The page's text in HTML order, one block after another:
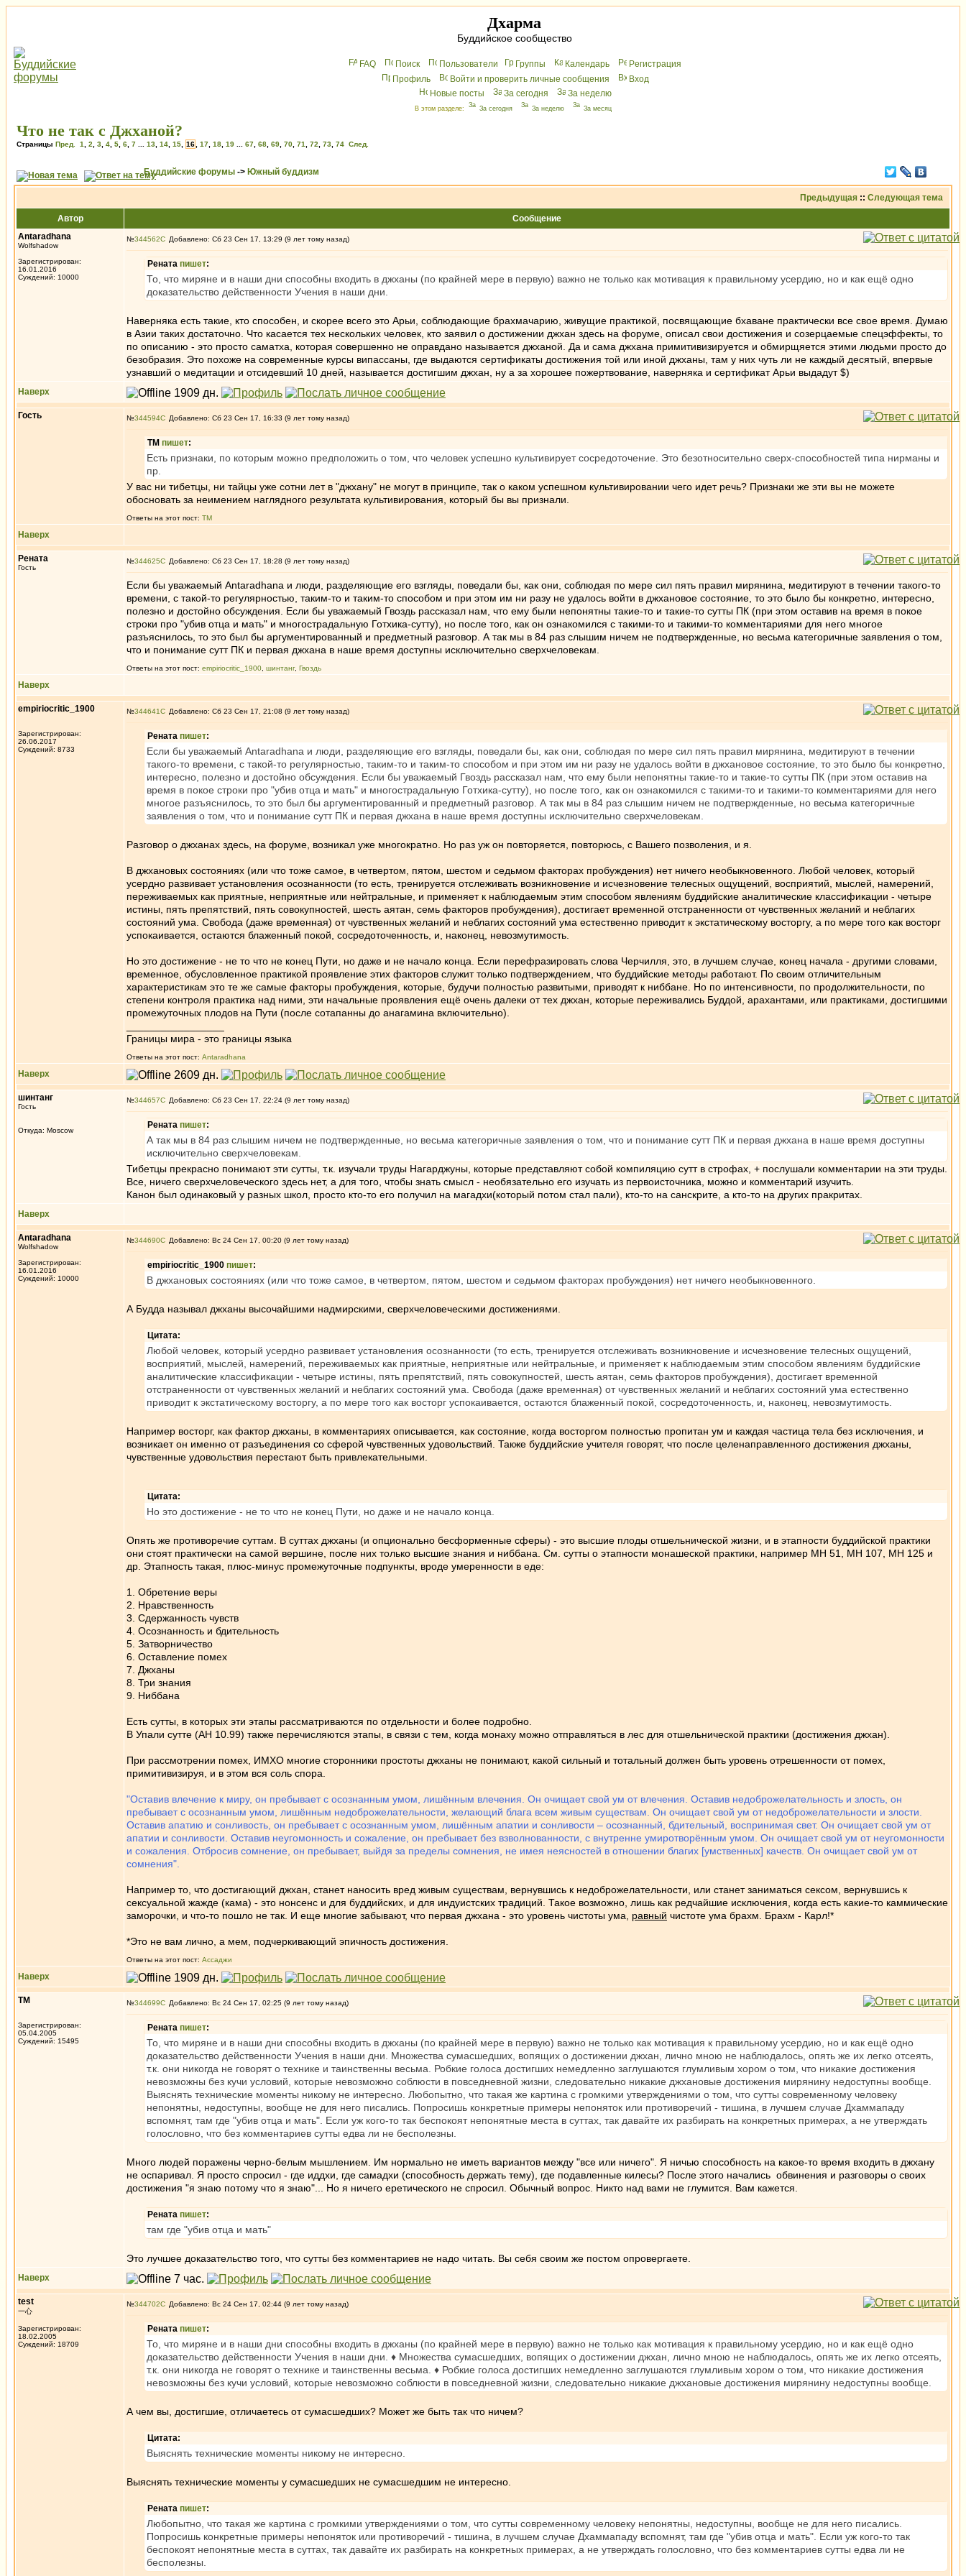
Дхарма
Буддийское сообщество
FAQ Поиск Пользователи Группы Календарь
Peгиcтрaция
Профиль
Войти и проверить личные сообщения
Вхoд
Новые посты
За сегодня За неделю
В этом разделе: За сегодня За неделю За месяц
Что не так с Джханой?
Страницы Пред. 1 2 3 4 5 6 7 13 14 15 16 17 18 19 67 68 69 70 71 72 73 74 След.
Буддийские форумы -> Южный буддизм
Предыдущая :: Следующая тема
Автор
Сообщение
Antaradhana
Wolfshadow
Зарегистрирован:
16.01.2016
Суждений: 10000
№344562 Добавлено: Сб 23 Сен 17, 13:29 (9 лет тому назад)
Рената пишет:
То, что миряне и в наши дни способны входить в джханы (по крайней мере в первую) важно не только как мотивация к правильному усердию, но и как ещё одно
доказательство действенности Учения в наши дни.
Наверняка есть такие, кто способен, и скорее всего это Арьи, соблюдающие брахмачарию, живущие практикой, посвящающие бхаване практически все свое время. Думаю
в Азии таких достаточно. Что касается тех нескольких человек, кто заявил о достижении джхан здесь на форуме, описал свои достижения и созерцаемые спецэффекты, то
по описанию - это просто саматха, которая совершенно не оправдано называется джханой. Да и сама джхана примитивизируется и обмирщяется этими людьми просто до
безобразия. Это похоже на современные курсы випассаны, где выдаются сертификаты достижения той или иной джханы, там у них чуть ли не каждый десятый, впервые
узнавший о медитации и отсидевший 10 дней, называется достигшим джхан, ну а за хорошее пожертвование, наверняка и сертификат Арьи выдадут $)
Наверх
Гость №344594 Добавлено: Сб 23 Сен 17, 16:33 (9 лет тому назад)
ТМ пишет:
Есть признаки, по которым можно предположить о том, что человек успешно культивирует сосредоточение. Это безотносительно сверх-способностей типа нирманы и
пр.
У вас ни тибетцы, ни тайцы уже сотни лет в "джхану" не могут в принципе, так о каком успешном культивировании чего идет речь? Признаки же эти вы не можете
обосновать за неимением наглядного результата культивирования, который бы вы признали.
Ответы на этот пост: ТМ
Наверх
Рената
Гость
№344625 Добавлено: Сб 23 Сен 17, 18:28 (9 лет тому назад)
Если бы уважаемый Antaradhana и люди, разделяющие его взгляды, поведали бы, как они, соблюдая по мере сил пять правил мирянина, медитируют в течении такого-то
времени, с такой-то регулярностью, таким-то и таким-то способом и при этом им ни разу не удалось войти в джхановое состояние, то это было бы конкретно, интересно,
полезно и достойно обсуждения. Если бы уважаемый Гвоздь рассказал нам, что ему были непонятны такие-то и такие-то сутты ПК (при этом оставив на время в покое
строки про "убив отца и мать" и многострадальную Готхика-сутту), но после того, как он ознакомился с такими-то и такими-то комментариями для него многое
разъяснилось, то это был бы аргументированный и предметный разговор. А так мы в 84 раз слышим ничем не подтвержденные, но весьма категоричные заявления о том,
что и понимание сутт ПК и первая джхана в наше время доступны исключительно сверхчеловекам.
Ответы на этот пост: empiriocritic_1900 шинтанг, Гвоздь
Наверх
empiriocritic_1900
Зарегистрирован:
26.06.2017
Суждений: 8733
№344641 Добавлено: Сб 23 Сен 17, 21:08 (9 лет тому назад)
Рената пишет:
Если бы уважаемый Antaradhana и люди, разделяющие его взгляды, поведали бы, как они, соблюдая по мере сил пять правил мирянина, медитируют в течении
такого-то времени, с такой-то регулярностью, таким-то и таким-то способом и при этом им ни разу не удалось войти в джхановое состояние, то это было бы конкретно,
интересно, полезно и достойно обсуждения. Если бы уважаемый Гвоздь рассказал нам, что ему были непонятны такие-то и такие-то сутты ПК (при этом оставив на
время в покое строки про "убив отца и мать" и многострадальную Готхика-сутту), но после того, как он ознакомился с такими-то и такими-то комментариями для него
многое разъяснилось, то это был бы аргументированный и предметный разговор. А так мы в 84 раз слышим ничем не подтвержденные, но весьма категоричные
заявления о том, что и понимание сутт ПК и первая джхана в наше время доступны исключительно сверхчеловекам.
Разговор о джханах здесь, на форуме, возникал уже многократно. Но раз уж он повторяется, повторюсь, с Вашего позволения, и я.
В джхановых состояниях (или что тоже самое, в четвертом, пятом, шестом и седьмом факторах пробуждения) нет ничего необыкновенного. Любой человек, который
усердно развивает установления осознанности (то есть, тренируется отслеживать возникновение и исчезновение телесных ощущений, восприятий, мыслей, намерений,
переживаемых как приятные, неприятные или нейтральные, и применяет к наблюдаемым этим способом явлениям буддийские аналитические классификации - четыре
истины, пять препятствий, пять совокупностей, шесть аятан, семь факторов пробуждения), достигает временной отстраненности от чувственных желаний и неблагих
состояний ума. Свобода (даже временная) от чувственных желаний и неблагих состояний ума естественно приводит к экстатическому восторгу, а по мере того как восторг
успокаивается, остаются блаженный покой, сосредоточенность, и, наконец, невозмутимость.
Но это достижение - не то что не конец Пути, но даже и не начало конца. Если перефразировать слова Черчилля, это, в лучшем случае, конец начала - другими словами,
временное, обусловленное практикой проявление этих факторов служит только подтверждением, что буддийские методы работают. По своим отличительным
характеристикам это те же самые факторы пробуждения, которые, будучи полностью развитыми, приводят к ниббане. Но по интенсивности, по продолжительности, по
степени контроля практика над ними, эти начальные проявления ещё очень далеки от тех джхан, которые переживались Буддой, арахантами, или практиками, достигшими
промежуточных плодов на Пути (после сотапанны до анагамина включительно).
Границы мира - это границы языка
Ответы на этот пост: Antaradhana
Наверх
шинтанг
Гость
Откуда: Moscow
№344657 Добавлено: Сб 23 Сен 17, 22:24 (9 лет тому назад)
Рената пишет:
А так мы в 84 раз слышим ничем не подтвержденные, но весьма категоричные заявления о том, что и понимание сутт ПК и первая джхана в наше время доступны
исключительно сверхчеловекам.
Тибетцы прекрасно понимают эти сутты, т.к. изучали труды Нагарджуны, которые представляют собой компиляцию сутт в строфах, + послушали комментарии на эти труды.
Все, ничего сверхчеловеческого здесь нет, а для того, чтобы знать смысл - необязательно его изучать из первоисточника, можно и комментарий изучить.
Канон был одинаковый у разных школ, просто кто-то его получил на магадхи(который потом стал пали), кто-то на санскрите, а кто-то на других пракритах.
Наверх
Antaradhana
Wolfshadow
Зарегистрирован:
16.01.2016
Суждений: 10000
№344690 Добавлено: Вс 24 Сен 17, 00:20 (9 лет тому назад)
empiriocritic_1900 пишет:
В джхановых состояниях (или что тоже самое, в четвертом, пятом, шестом и седьмом факторах пробуждения) нет ничего необыкновенного.
А Будда называл джханы высочайшими надмирскими, сверхчеловеческими достижениями.
Цитата:
Любой человек, который усердно развивает установления осознанности (то есть, тренируется отслеживать возникновение и исчезновение телесных ощущений,
восприятий, мыслей, намерений, переживаемых как приятные, неприятные или нейтральные, и применяет к наблюдаемым этим способом явлениям буддийские
аналитические классификации - четыре истины, пять препятствий, пять совокупностей, шесть аятан, семь факторов пробуждения), достигает временной
отстраненности от чувственных желаний и неблагих состояний ума. Свобода (даже временная) от чувственных желаний и неблагих состояний ума естественно
приводит к экстатическому восторгу, а по мере того как восторг успокаивается, остаются блаженный покой, сосредоточенность, и, наконец, невозмутимость.
Например восторг, как фактор джханы, в комментариях описывается, как состояние, когда восторгом полностью пропитан ум и каждая частица тела без исключения, и
возникает он именно от разъединения со сферой чувственных удовольствий. Также буддийские учителя говорят, что после целенаправленного достижения джханы,
чувственные удовольствия перестают быть привлекательными.
Цитата:
Но это достижение - не то что не конец Пути, но даже и не начало конца.
Опять же противоречие суттам. В суттах джханы (и опционально бесформенные сферы) - это высшие плоды отшельнической жизни, и в этапности буддийской практики
они стоят практически на самой вершине, после них только высшие знания и ниббана. См. сутты о этапности монашеской практики, например МН 51, МН 107, МН 125 и
др. Этапность такая, плюс-минус промежуточные подпункты, вроде умеренности в еде:
1. Обретение веры
2. Нравственность
3. Сдержанность чувств
4. Осознанность и бдительность
5. Затворничество
6. Оставление помех
7. Джханы
8. Три знания
9. Ниббана
Есть сутты, в которых эти этапы рассматриваются по отдельности и более подробно.
В Упали сутте (АН 10.99) также перечисляются этапы, в связи с тем, когда монаху можно отправляться в лес для отшельнической практики (достижения джхан).
При рассмотрении помех, ИМХО многие сторонники простоты джханы не понимают, какой сильный и тотальный должен быть уровень отрешенности от помех,
примитивизируя, и в этом вся соль спора.
"Оставив влечение к миру, он пребывает с осознанным умом, лишённым влечения. Он очищает свой ум от влечения. Оставив недоброжелательность и злость, он
пребывает с осознанным умом, лишённым недоброжелательности, желающий блага всем живым существам. Он очищает свой ум от недоброжелательности и злости.
Оставив апатию и сонливость, он пребывает с осознанным умом, лишённым апатии и сонливости – осознанный, бдительный, воспринимая свет. Он очищает свой ум от
апатии и сонливости. Оставив неугомонность и сожаление, он пребывает без взволнованности, с внутренне умиротворённым умом. Он очищает свой ум от неугомонности
и сожаления. Отбросив сомнение, он пребывает, выйдя за пределы сомнения, не имея неясностей в отношении благих [умственных] качеств. Он очищает свой ум от
сомнения".
Например то, что достигающий джхан, станет наносить вред живым существам, вернувшись к недоброжелательности, или станет заниматься сексом, вернувшись к
сексуальной жажде (кама) - это нонсенс и для буддийских, и для индуистских традиций. Такое возможно, лишь как редчайшие исключения, когда есть какие-то каммические
заморочки, и что-то пошло не так. И еще многие забывают, что первая джхана - это уровень чистоты ума, равный чистоте ума брахм. Брахм - Карл!*
*Это не вам лично, а мем, подчеркивающий эпичность достижения.
Ответы на этот пост: Ассаджи
Наверх
ТМ
Зарегистрирован:
05.04.2005
Суждений: 15495
№344699 Добавлено: Вс 24 Сен 17, 02:25 (9 лет тому назад)
Рената пишет:
То, что миряне и в наши дни способны входить в джханы (по крайней мере в первую) важно не только как мотивация к правильному усердию, но и как ещё одно
доказательство действенности Учения в наши дни. Множества сумасшедших, вопящих о достижении джхан, лично мною не наблюдалось, опять же их легко отсеять,
т.к. они никогда не говорят о технике и таинственны весьма. Робкие голоса достигших немедленно заглушаются глумливым хором о том, что никакие достижения
невозможны без кучи условий, которые невозможно соблюсти в повседневной жизни, следовательно никакие джхановые достижения мирянину недоступны вообще.
Выяснять технические моменты никому не интересно. Любопытно, что такая же картина с громкими утверждениями о том, что сутты современному человеку
непонятны, недоступны, вообще не для него писались. Попросишь конкретные примеры непоняток или противоречий - тишина, в лучшем случае Дхаммападу
вспомнят, там где "убив отца и мать". Если уж кого-то так беспокоят непонятные места в суттах, так давайте их разбирать на конкретных примерах, а не утверждать
голословно, что без комментариев сутты едва ли не бесполезны.
Много людей поражены черно-белым мышлением. Им нормально не иметь вариантов между "все или ничего". Я ничью способность на какое-то время входить в джхану
не оспаривал. Я просто спросил - где иддхи, где самадхи (способность держать тему), где подавленные килесы? После этого начались обвинения и разговоры о своих
достижения "я знаю потому что я знаю"... Но я ничего еретического не спросил. Обычный вопрос. Никто над вами не глумится. Вам кажется.
Рената пишет:
там где "убив отца и мать"
Это лучшее доказательство того, что сутты без комментариев не надо читать. Вы себя своим же постом опровергаете.
Наверх
test
一心
Зарегистрирован:
18.02.2005
Суждений: 18709
№344702 Добавлено: Вс 24 Сен 17, 02:44 (9 лет тому назад)
Рената пишет:
То, что миряне и в наши дни способны входить в джханы (по крайней мере в первую) важно не только как мотивация к правильному усердию, но и как ещё одно
доказательство действенности Учения в наши дни. ♦ Множества сумасшедших, вопящих о достижении джхан, лично мною не наблюдалось, опять же их легко отсеять,
т.к. они никогда не говорят о технике и таинственны весьма. ♦ Робкие голоса достигших немедленно заглушаются глумливым хором о том, что никакие достижения
невозможны без кучи условий, которые невозможно соблюсти в повседневной жизни, следовательно никакие джхановые достижения мирянину недоступны вообще.
А чем вы, достигшие, отличаетесь от сумасшедших? Может же быть так что ничем?
Цитата:
Выяснять технические моменты никому не интересно.
Выяснять технические моменты у сумасшедших не сумасшедшим не интересно.
Рената пишет:
Любопытно, что такая же картина с громкими утверждениями о том, что сутты современному человеку непонятны, недоступны, вообще не для него писались.
Попросишь конкретные примеры непоняток или противоречий - тишина, в лучшем случае Дхаммападу вспомнят, там где "убив отца и мать". Если уж кого-то так
беспокоят непонятные места в суттах, так давайте их разбирать на конкретных примерах, а не утверждать голословно, что без комментариев сутты едва ли не
бесполезны.